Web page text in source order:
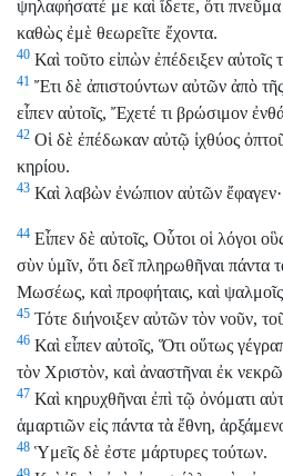
ψηλαφήσατέ με καὶ ἴδετε, ὅτι
καθὼς ἐμὲ θεωρεῖτε ἔχοντα.
40 Καὶ τοῦτο εἰπὼν ἐπέδειξεν αὐτοῖς
41 Ἔτι δὲ ἀπιστούντων αὐτῶν ἀπὸ
εἶπεν αὐτοῖς, Ἔχετέ τι βρώσιμον
42 Οἱ δὲ ἐπέδωκαν αὐτῷ ἰχθύος
κηρίου.
43 Καὶ λαβὼν ἐνώπιον αὐτῶν ἔφαγεν·
44 Εἶπεν δὲ αὐτοῖς, Οὗτοι οἱ λόγοι
σὺν ὑμῖν, ὅτι δεῖ πληρωθῆναι
Μωσέως, καὶ προφήταις, καὶ
45 Τότε διήνοιξεν αὐτῶν τὸν νοῦν,
46 Καὶ εἶπεν αὐτοῖς, Ὅτι οὕτως
τὸν Χριστὸν, καὶ ἀναστῆναι ἐκ
47 Καὶ κηρυχθῆναι ἐπὶ τῷ ὀνόματι
ἁμαρτιῶν εἰς πάντα τὰ ἔθνη,
48 Ὑμεῖς δὲ ἐστε μάρτυρες τούτων.